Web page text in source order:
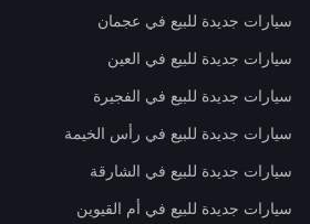
سيارات جديدة للبيع في عجمان
سيارات جديدة للبيع في العين
سيارات جديدة للبيع في الفجيرة
سيارات جديدة للبيع في رأس الخيمة
سيارات جديدة للبيع في الشارقة
سيارات جديدة للبيع في أم القيوين